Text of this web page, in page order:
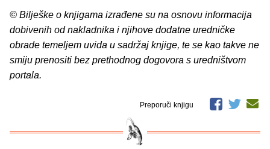
© Bilješke o knjigama izrađene su na osnovu informacija
dobivenih od nakladnika i njihove dodatne uredničke
obrade temeljem uvida u sadržaj knjige, te se kao takve ne
smiju prenositi bez prethodnog dogovora s uredništvom
portala.
Preporuči knjigu